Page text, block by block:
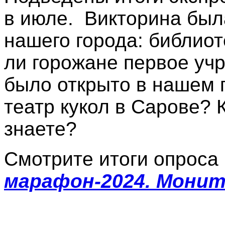
в июле. Викторина
нашего города:
ли горожане первое
было открыто в нашем
театр кукол в Сарове?
знаете?
Смотрите итоги
марафон-2024.